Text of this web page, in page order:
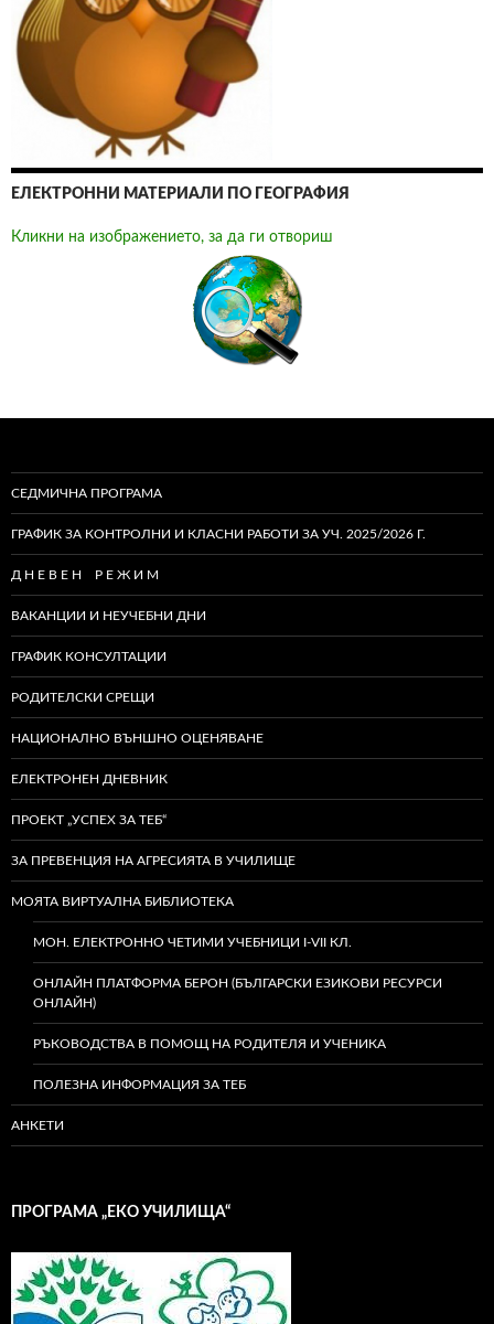
ЕЛЕКТРОННИ МАТЕРИАЛИ ПО ГЕОГРАФИЯ
Кликни на изображението, за да ги отвориш
СЕДМИЧНА ПРОГРАМА
ГРАФИК ЗА КОНТРОЛНИ И КЛАСНИ РАБОТИ ЗА УЧ. 2025/2026 Г.
Д Н Е В Е Н Р Е Ж И М
ВАКАНЦИИ И НЕУЧЕБНИ ДНИ
ГРАФИК КОНСУЛТАЦИИ
РОДИТЕЛСКИ СРЕЩИ
НАЦИОНАЛНО ВЪНШНО ОЦЕНЯВАНЕ
ЕЛЕКТРОНЕН ДНЕВНИК
ПРОЕКТ „УСПЕХ ЗА ТЕБ“
ЗА ПРЕВЕНЦИЯ НА АГРЕСИЯТА В УЧИЛИЩЕ
МОЯТА ВИРТУАЛНА БИБЛИОТЕКА
МОН. ЕЛЕКТРОННО ЧЕТИМИ УЧЕБНИЦИ I-VII КЛ.
ОНЛАЙН ПЛАТФОРМА БЕРОН (БЪЛГАРСКИ ЕЗИКОВИ РЕСУРСИ
ОНЛАЙН)
РЪКОВОДСТВА В ПОМОЩ НА РОДИТЕЛЯ И УЧЕНИКА
ПОЛЕЗНА ИНФОРМАЦИЯ ЗА ТЕБ
АНКЕТИ
ПРОГРАМА „ЕКО УЧИЛИЩА“